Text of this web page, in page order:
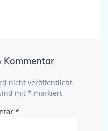
Kommentar
nicht veröffentlicht.
mit * markiert
*